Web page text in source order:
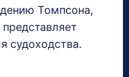
Томпсона,
судоходства.